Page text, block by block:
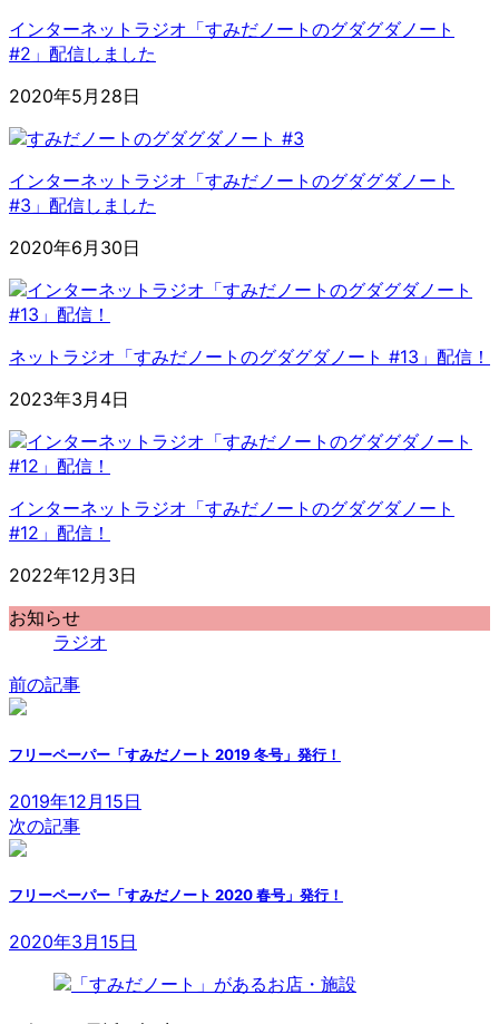
インターネットラジオ「すみだノートのグダグダノート
#2」配信しました
2020年5月28日
インターネットラジオ「すみだノートのグダグダノート
#3」配信しました
2020年6月30日
ネットラジオ「すみだノートのグダグダノート #13」配信！
2023年3月4日
インターネットラジオ「すみだノートのグダグダノート
#12」配信！
2022年12月3日
お知らせ
ラジオ
前の記事
フリーペーパー「すみだノート 2019 冬号」発行！
2019年12月15日
次の記事
フリーペーパー「すみだノート 2020 春号」発行！
2020年3月15日